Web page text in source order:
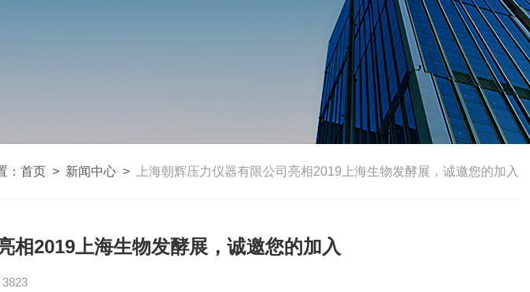
： 首页 > 新闻中心 > 上海朝辉压力仪器有限公司亮相2019上海生物发酵展，诚邀您的加入
相2019上海生物发酵展，诚邀您的加入